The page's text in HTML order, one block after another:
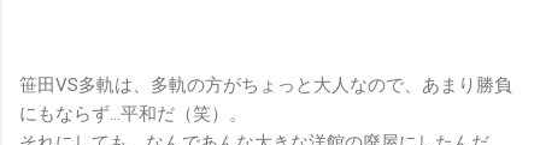
笹田VS多軌は、多軌の方がちょっと大人なので、あまり勝負
にもならず…平和だ（笑）。